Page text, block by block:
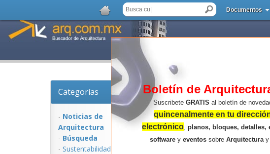
Documentos
Categorías
- Noticias de
Arquitectura
- Búsqueda
- Sustentabilidad,
Noticias de Arquitectura : Complejo
Boletín de
Suscribete GRATIS al boletín de
quincenalmente en tu
electrónico, planos, bloques, detalles,
softwarey eventossobre Arquitecturay